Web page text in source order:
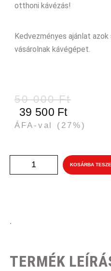
otthoni kávézás!
Kedvezményes ajánlat azok
vásárolnak kávégépet.
50 000Ft
39 500 Ft
ÁFA-val (27%)
KOSÁRBA
.
TERMÉK